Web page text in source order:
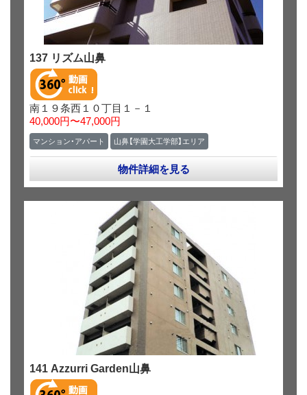
137 リズム山鼻
南１９条西１０丁目１－１
40,000円〜47,000円
マンション・アパート 山鼻【学園大工学部】エリア
物件詳細を見る
141 Azzurri Garden山鼻